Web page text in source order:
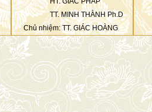
TT. MINH THÀNH Ph.D
Chủ nhiệm: TT. GIÁC HOÀNG